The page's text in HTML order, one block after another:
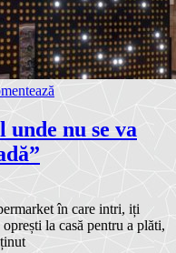
unde nu se va
în care intri, iți
la casă pentru a plăti,